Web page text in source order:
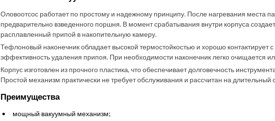
Оловоотсос работает по простому и надежному принципу. После нагревания места
предварительно взведенного поршня. В момент срабатывания внутри корпуса
расплавленный припой в накопительную камеру.
Тефлоновый наконечник обладает высокой термостойкостью и хорошо контактирует
эффективность удаления припоя. При необходимости наконечник легко очищается
Корпус изготовлен из прочного пластика, что обеспечивает долговечность
Простой механизм практически не требует обслуживания и рассчитан на длительный
Преимущества
мощный вакуумный механизм;